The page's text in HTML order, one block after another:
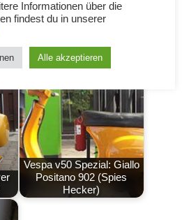
Vespa v50 Spezial: Giallo
Positano 902 (Spies
Hecker)
Informationen über die
findest du in unserer
Alle akzeptieren